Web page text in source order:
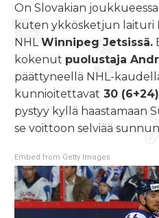
On Slovakian
kuten ykkösketjun laituri
NHL Winnipeg Jetsissä.
kokenut puolustaja
päättyneellä NHL-
kunnioitettavat 30
pystyy kyllä haastamaan
se voittoon selviää
Embed from Getty Images